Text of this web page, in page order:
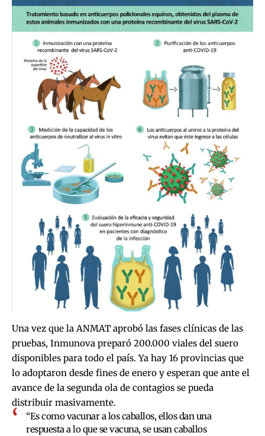
Una vez que la ANMAT aprobó las fases clínicas de las
pruebas, Inmunova preparó 200.000 viales del suero
disponibles para todo el país. Ya hay 16 provincias que
lo adoptaron desde fines de enero y esperan que ante el
avance de la segunda ola de contagios se pueda
distribuir masivamente.
“Es como vacunar a los caballos, ellos dan una
respuesta a lo que se vacuna, se usan caballos